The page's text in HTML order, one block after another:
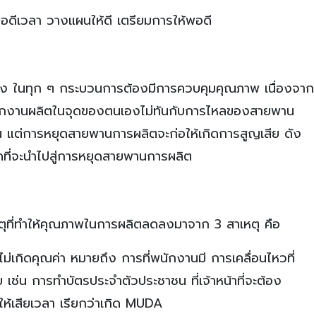
เวลา วางแผนให้ดี เตรียมการให้พอดี
ในทุก ๆ กระบวนการต้องมีการควบคุมคุณภาพ เนื่องจาก
านผลิตในจุดของตนเองไม่ทันกับการไหลของสายพาน
ต่การหยุดสายพานการผลิตจะก่อให้เกิดการสูญเสีย ดัง
จะนำไปสู่การหยุดสายพานการผลิต
ทำให้คุณภาพในการผลิตลดลงมาจาก 3 สาเหตุ คือ
กิดคุณค่า หมายถึง การที่พนักงานมี การเคลื่อนไหวที่
เช่น การทำบัตรประจำตัวประชาชน ที่เจ้าหน้าที่จะต้อง
สียเวลา เรียกว่าเกิด MUDA